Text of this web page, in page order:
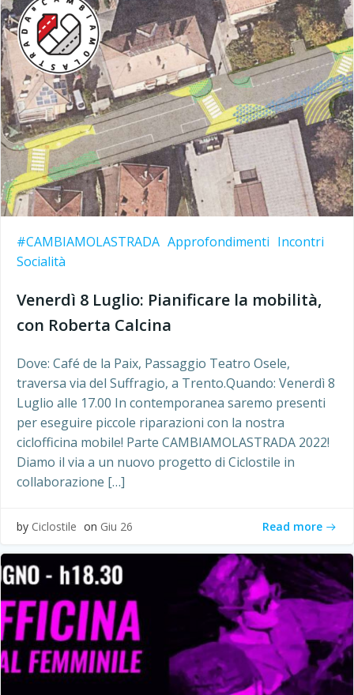
#CAMBIAMOLASTRADA Approfondimenti Incontri
Socialità
Venerdì 8 Luglio: Pianificare la mobilità,
con Roberta Calcina
Dove: Café de la Paix, Passaggio Teatro Osele,
traversa via del Suffragio, a Trento.Quando: Venerdì 8
Luglio alle 17.00 In contemporanea saremo presenti
per eseguire piccole riparazioni con la nostra
ciclofficina mobile! Parte CAMBIAMOLASTRADA 2022!
Diamo il via a un nuovo progetto di Ciclostile in
collaborazione […]
by Ciclostile on Giu 26 Read more